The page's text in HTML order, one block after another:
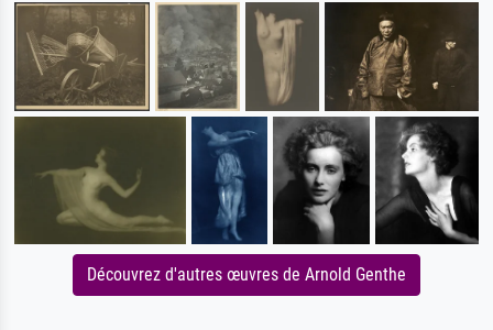
Découvrez d'autres œuvres de Arnold Genthe